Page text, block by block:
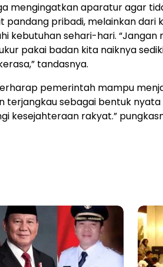
mengingatkan aparatur agar
pandang pribadi, melainkan
kebutuhan sehari-hari. “Jangan
pakai badan kita naiknya
tandasnya.
pemerintah mampu
terjangkau sebagai bentuk
kesejahteraan rakyat.”